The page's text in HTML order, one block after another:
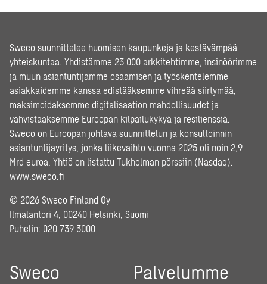
Sweco suunnittelee huomisen kaupunkeja ja kestävämpää
yhteiskuntaa. Yhdistämme 23 000 arkkitehtimme, insinöörimme
ja muun asiantuntijamme osaamisen ja työskentelemme
asiakkaidemme kanssa edistääksemme vihreää siirtymää,
maksimoidaksemme digitalisaation mahdollisuudet ja
vahvistaaksemme Euroopan kilpailukykyä ja resilienssiä.
Sweco on Euroopan johtava suunnittelun ja konsultoinnin
asiantuntijayritys, jonka liikevaihto vuonna 2025 oli noin 2,9
Mrd euroa. Yhtiö on listattu Tukholman pörssiin (Nasdaq).
www.sweco.fi
© 2026 Sweco Finland Oy
Ilmalantori 4, 00240 Helsinki, Suomi
Puhelin: 020 739 3000
Sweco Palvelumme